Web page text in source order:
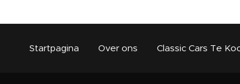
Startpagina Over ons Classic Cars Te